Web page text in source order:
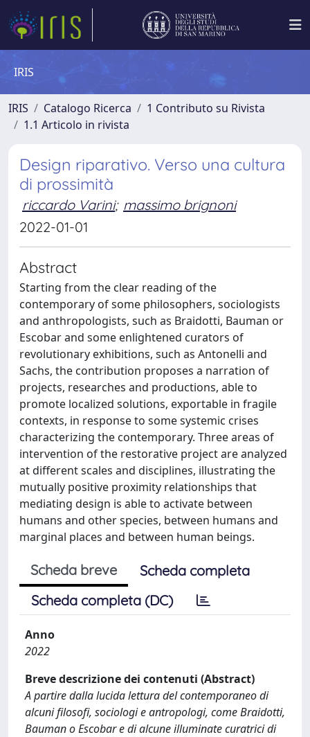
IRIS
IRIS Catalogo Ricerca
1 Contributo su Rivista
1.1 Articolo in rivista
Design riparativo. Verso una cultura
di prossimità
riccardo Varini; massimo brignoni
2022-01-01
Abstract
Starting from the clear reading of the
contemporary of some philosophers, sociologists
and anthropologists, such as Braidotti, Bauman or
Escobar and some enlightened curators of
revolutionary exhibitions, such as Antonelli and
Sachs, the contribution proposes a narration of
projects, researches and productions, able to
promote localized solutions, exportable in fragile
contexts, in response to some systemic crises
characterizing the contemporary. Three areas of
intervention of the restorative project are analyzed
at different scales and disciplines, illustrating the
mutually positive proximity relationships that
mediating design is able to activate between
humans and other species, between humans and
marginal places and between human beings.
Scheda breve
Scheda completa
Scheda completa (DC)
Anno
2022
Breve descrizione dei contenuti (Abstract)
A partire dalla lucida lettura del contemporaneo di
alcuni filosofi, sociologi e antropologi, come Braidotti,
Bauman o Escobar e di alcune illuminate curatrici di